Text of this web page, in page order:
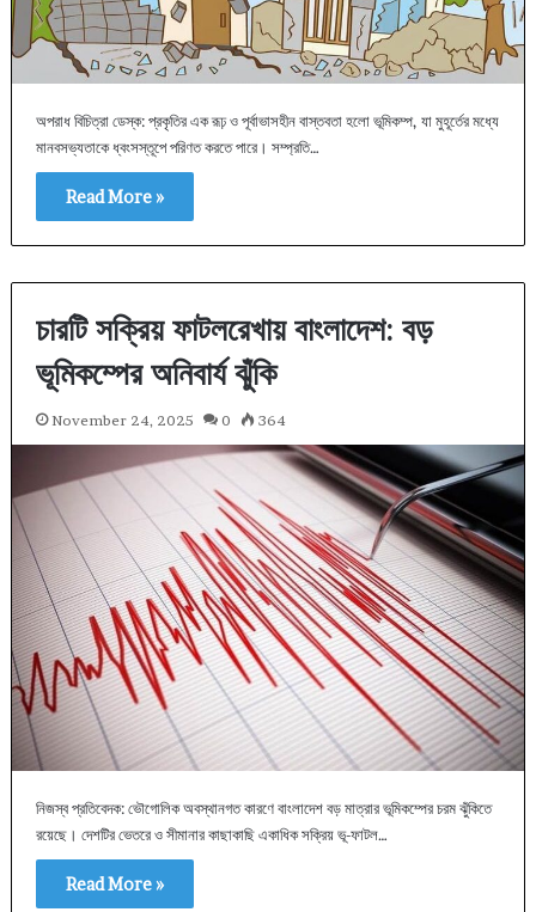
অপরাধ বিচিত্রা ডেস্ক: প্রকৃতির এক রূঢ় ও পূর্বাভাসহীন বাস্তবতা হলো ভূমিকম্প, যা মুহূর্তের মধ্যে
মানবসভ্যতাকে ধ্বংসস্তূপে পরিণত করতে পারে। সম্প্রতি…
Read More »
চারটি সক্রিয় ফাটলরেখায় বাংলাদেশ: বড়
ভূমিকম্পের অনিবার্য ঝুঁকি
November 24, 2025 0 364
নিজস্ব প্রতিবেদক: ভৌগোলিক অবস্থানগত কারণে বাংলাদেশ বড় মাত্রার ভূমিকম্পের চরম ঝুঁকিতে
রয়েছে। দেশটির ভেতরে ও সীমানার কাছাকাছি একাধিক সক্রিয় ভূ-ফাটল…
Read More »